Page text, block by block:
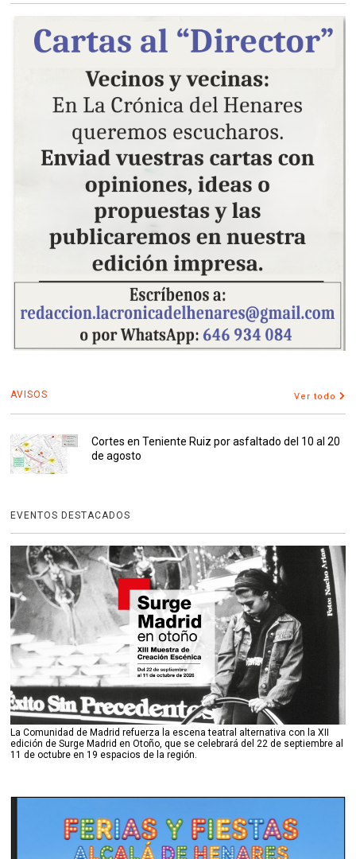
AVISOS Ver todo
Cortes en Teniente Ruiz por asfaltado del 10 al 20
de agosto
EVENTOS DESTACADOS
La Comunidad de Madrid refuerza la escena teatral alternativa con la XII
edición de Surge Madrid en Otoño, que se celebrará del 22 de septiembre al
11 de octubre en 19 espacios de la región.